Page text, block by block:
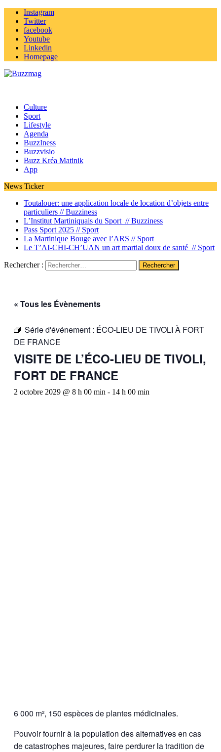
Instagram
Twitter
facebook
Youtube
Linkedin
Homepage
Culture
Sport
Lifestyle
Agenda
BuzzIness
Buzzvisio
Buzz Kréa Matinik
App
News Ticker
Toutalouer: une application locale de location d’objets entre
particuliers //Buzziness
L’Institut Martiniquais du Sport //Buzziness
Pass Sport 2025 // Sport
La Martinique Bouge avec l’ARS // Sport
Le T’AI-CHI-CH’UAN un art martial doux de santé // Sport
Rechercher :
« Tous les Évènements
Série d'événement : ÉCO-LIEU DE TIVOLI À FORT
DE FRANCE
VISITE DE L’ÉCO-LIEU DE TIVOLI,
FORT DE FRANCE
2 octobre 2029 @ 8 h 00 min - 14 h 00 min
6 000 m², 150 espèces de plantes médicinales.
Pouvoir fournir à la population des alternatives en cas
de catastrophes majeures, faire perdurer la tradition de